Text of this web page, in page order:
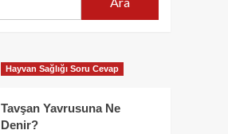
Hayvan Sağlığı Soru Cevap
Tavşan Yavrusuna Ne
Denir?